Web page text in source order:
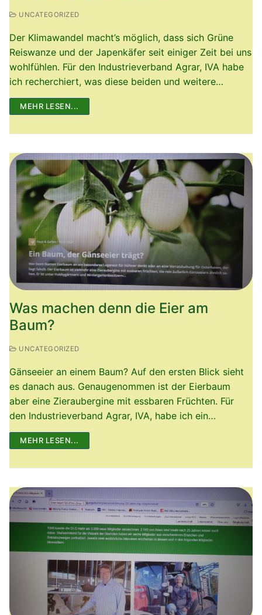
UNCATEGORIZED
Der Klimawandel macht’s möglich, dass sich Grüne
Reiswanze und der Japenkäfer seit einiger Zeit bei uns
wohlfühlen. Für den Industrieverband Agrar, IVA habe
ich recherchiert, was diese beiden und weitere…
MEHR LESEN...
Was machen denn die Eier am
Baum?
UNCATEGORIZED
Gänseeier an einem Baum? Auf den ersten Blick sieht
es danach aus. Genaugenommen ist der Eierbaum
aber eine Zieraubergine mit essbaren Früchten. Für
den Industrieverband Agrar, IVA, habe ich ein…
MEHR LESEN...